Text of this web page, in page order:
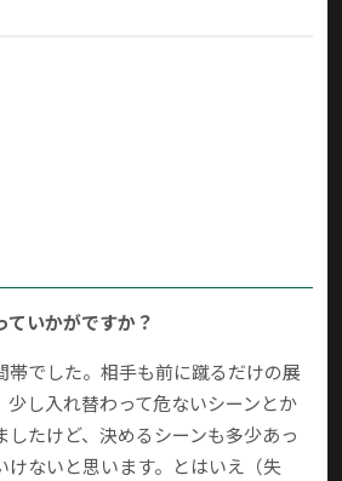
ていかがですか？
帯でした。相手も前に蹴るだけの展
少し入れ替わって危ないシーンとか
したけど、決めるシーンも多少あっ
けないと思います。とはいえ（失